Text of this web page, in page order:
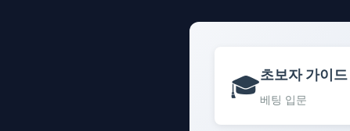
🎓초보자 가이드
베팅 입문